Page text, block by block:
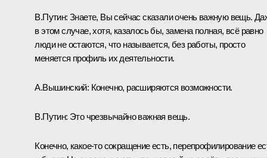
В.Путин: Знаете, Вы сейчас сказали очень важную вещь.
в этом случае, хотя, казалось бы, замена полная, всё равно
люди не остаются, что называется, без работы, просто
меняется профиль их деятельности.
А.Вышинский: Конечно, расширяются возможности.
В.Путин: Это чрезвычайно важная вещь.
Конечно, какое-то сокращение есть, перепрофилирование